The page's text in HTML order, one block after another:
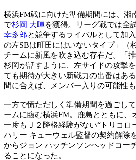
横浜FM戦に向けた準備期間には、湘
で杉岡 大暉を獲得。リーグ戦では全
幸多郎と競争するライバルとして加
の左SBは町田にはいないタイプ」（
チームに新風を吹き込む存在だ。「
杉岡が話すように、左サイドの攻撃
ても期待が大きい新戦力の出番はあ
間に合えば、メンバー入りの可能性も
一方で慌ただしく準備期間を過ごし
ームに臨む横浜FM。鹿島とともに、
一度もＪ２降格経験がない“トリコロ
ハリー キューウェル監督の契約解除
からジョン ハッチンソンヘッドコー
ることになった。